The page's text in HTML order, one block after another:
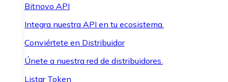
Bitnovo API
Integra nuestra API en tu ecosistema.
Conviértete en Distribuidor
Únete a nuestra red de distribuidores.
Listar Token